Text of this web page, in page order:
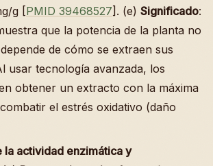
g [PMID 39468527]. (e) Significado:
que la potencia de la planta no
de cómo se extraen sus
usar tecnología avanzada, los
obtener un extracto con la máxima
el estrés oxidativo (daño
la actividad enzimática y